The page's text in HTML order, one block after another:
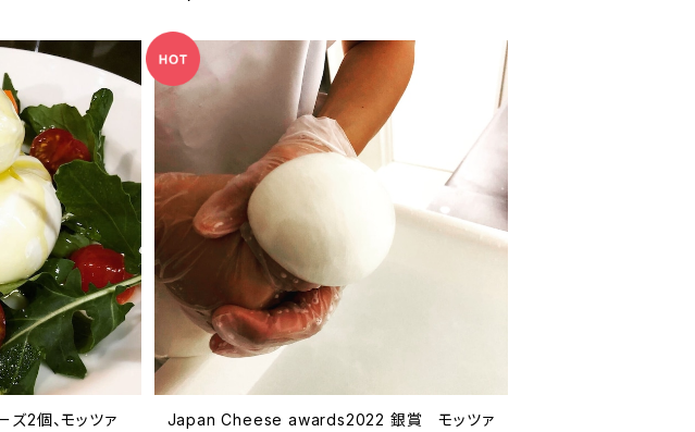
ズ2個、モッツァ
Japan Cheese awards2022 銀賞 モッツァ